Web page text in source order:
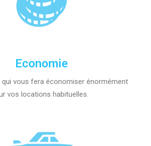
Economie
qui vous fera économiser énormément
vos locations habituelles.